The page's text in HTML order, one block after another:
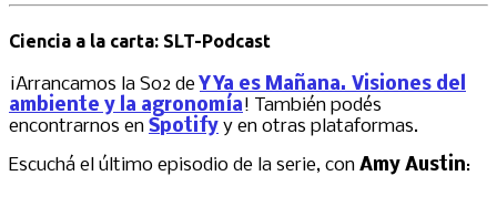
Ciencia a la carta: SLT-Podcast
¡Arrancamos la S02 deY Ya es Mañana. Visiones del
ambiente y la agronomía! También podés
encontrarnos en Spotify y en otras plataformas.
Escuchá el último episodio de la serie, con Amy Austin: